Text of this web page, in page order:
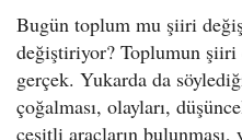
Bugün toplum mu şiiri
değiştiriyor? Toplumun
gerçek. Yukarda da
çoğalması, olayları,
çeşitli araçların